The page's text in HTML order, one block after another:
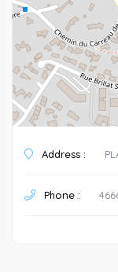
Address :
Phone :